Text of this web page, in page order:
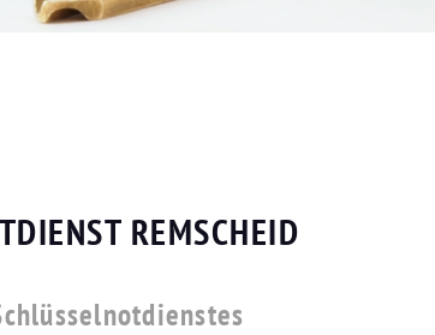
REMSCHEID